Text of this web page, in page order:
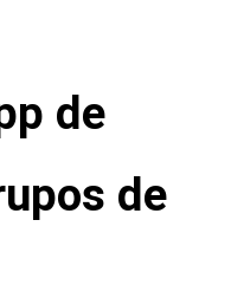
de
de